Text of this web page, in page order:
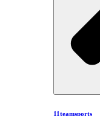
11teamsports